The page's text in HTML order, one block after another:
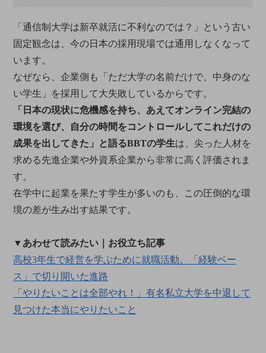
「通信制大学は新卒就活に不利なのでは？」という古い
固定観念は、今の日本の採用現場では通用しなくなって
います。
なぜなら、企業側も「ただ大学の名前だけで、中身のな
い学生」を採用して大失敗しているからです。
「日本の現状に危機感を持ち、あえてオンライン完結の
環境を選び、自分の時間をコントロールしてこれだけの
成果を出してきた」と語るBBTの学生は、尖った人材を
求める先進企業や外資系企業から非常に高く評価されま
す。
在学中に起業を果たす学生が多いのも、この圧倒的な環
境の差が生み出す結果です。
▼あわせて読みたい｜お役立ち記事
高校3年生で経営を学ぶために就職活動。「経験ベー
ス」で切り開いた進路
「やりたいことは全部やれ！」有名私立大学を中退して
見つけた本当にやりたいこと